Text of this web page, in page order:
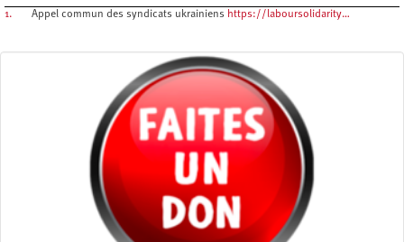
1. Appel commun des syndicats ukrainiens https://laboursolidarity…